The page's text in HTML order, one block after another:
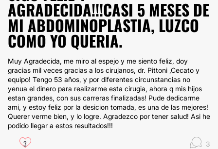
AGRADECIDA!!!CASI 5 MESES DE
MI ABDOMINOPLASTIA, LUZCO
COMO YO QUERIA.
Muy Agradecida, me miro al espejo y me siento feliz, doy
gracias mil veces gracias a los cirujanos, dr. Pittoni ,Cecato y
equipo! Tengo 53 años, y por diferentes circunstancias no
yenua el dinero para realizarme esta cirugia, ahora q mis hijos
estan grandes, con sus carreras finalizadas! Pude dedicarme
ami, y estoy feliz por la desicion tomada, es una de las mejores!
Querer verme bien, y lo logre. Agradezco por tener salud! Asi he
podido llegar a estos resultados!!!
3 3